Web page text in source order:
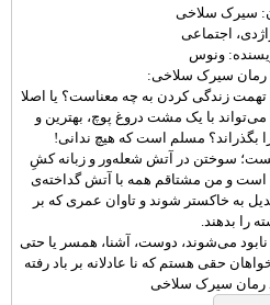
سیرک سلاخی
اجتماعی
ونوس
رمان سیرک سلاخی:
زندگی کردن به چه معناست؟ یا اصلا
با یک مشت دروغ پوچ، بهترین و
بگذراند؟ مسلم است که هیچ ندانی!
سوختن در آتش شعله‌ور و زبانه کشِ
است و من مشتاقم همه با آتش گداخته‌ی
به خاکستر شوند و تاوان عمری که بر
را بدهند.
می‌شوند، دوست، آشنا، همسر یا حتی
حقی هستم که نا عادلانه بر باد رفته
رمان سیرک سلاخی